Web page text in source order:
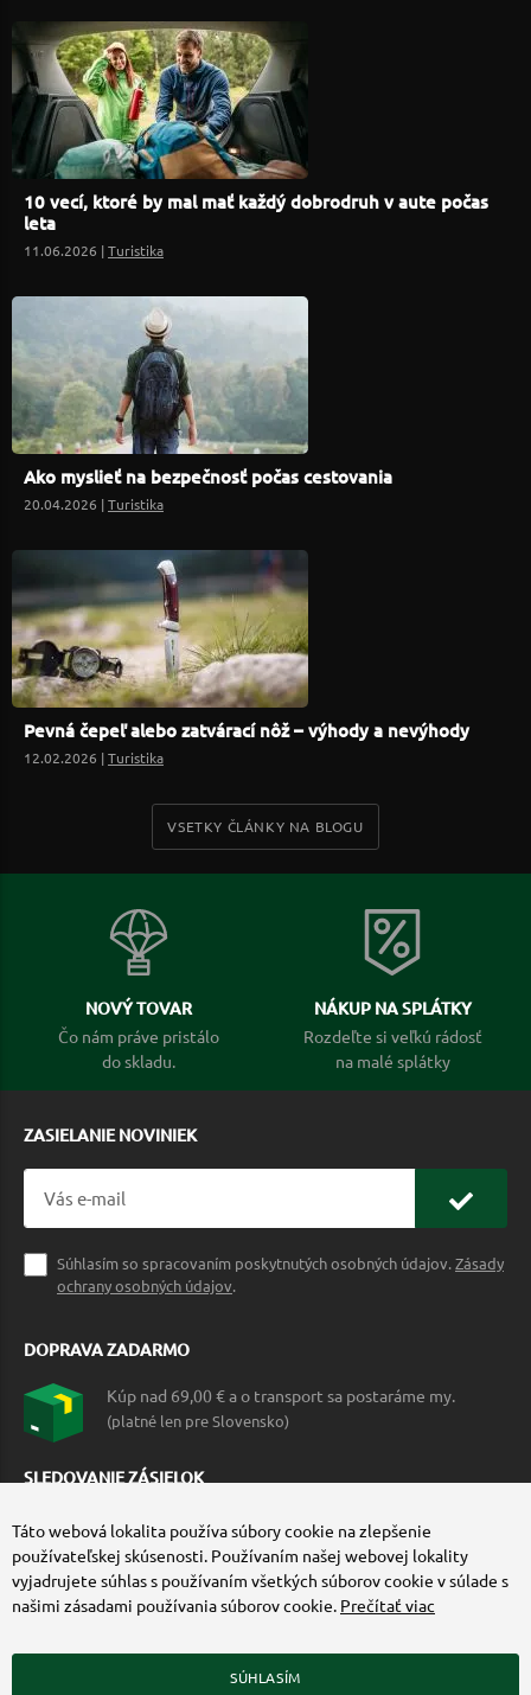
10 vecí, ktoré by mal mať každý dobrodruh v aute počas
leta
11.06.2026 |Turistika
Ako myslieť na bezpečnosť počas cestovania
20.04.2026 |Turistika
Pevná čepeľ alebo zatvárací nôž – výhody a nevýhody
12.02.2026 |Turistika
VSETKY ČLÁNKY NA BLOGU
NOVÝ TOVAR
Čo nám práve pristálo
do skladu.
NÁKUP NA SPLÁTKY
Rozdeľte si veľkú rádosť
na malé splátky
ZASIELANIE NOVINIEK
Súhlasím so spracovaním poskytnutých osobných údajov.Zásady
ochrany osobných údajov.
DOPRAVA ZADARMO
Kúp nad 69,00 € a o transport sa postaráme my.
(platné len pre Slovensko)
SLEDOVANIE ZÁSIELOK
ZÍSKAJTE VIAC O COMMANDO.SK
Táto webová lokalita používa súbory cookie na zlepšenie
používateľskej skúsenosti. Používaním našej webovej lokality
vyjadrujete súhlas s používaním všetkých súborov cookie v súlade s
našimi zásadami používania súborov cookie. Prečítať viac
SÚHLASÍM